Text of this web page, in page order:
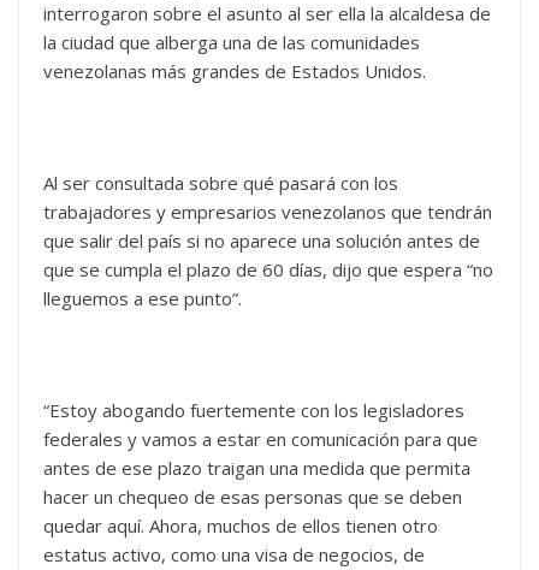
interrogaron sobre el asunto al ser ella la alcaldesa de
la ciudad que alberga una de las comunidades
venezolanas más grandes de Estados Unidos.
Al ser consultada sobre qué pasará con los
trabajadores y empresarios venezolanos que tendrán
que salir del país si no aparece una solución antes de
que se cumpla el plazo de 60 días, dijo que espera “no
lleguemos a ese punto”.
“Estoy abogando fuertemente con los legisladores
federales y vamos a estar en comunicación para que
antes de ese plazo traigan una medida que permita
hacer un chequeo de esas personas que se deben
quedar aquí. Ahora, muchos de ellos tienen otro
estatus activo, como una visa de negocios, de